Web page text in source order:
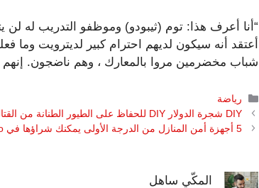
“أنا أعرف هذا: توم (ثيبودو) وموظفو التدريب له
أعتقد أنه سيكون لديهم احترام كبير لديترويت
شباب مخضرمين مروا بالمعارك ، وهم ناضجون. إنهم
التصنيفات
رياضة
DIY شجرة الدولار DIY للحفاظ على الطيور الطنانة من القتال في مغذياتك
5 أجهزة أمن المنازل من الدرجة الأولى يمكنك شراؤها في Costco (ويجب عليك)
المكّي ساهل